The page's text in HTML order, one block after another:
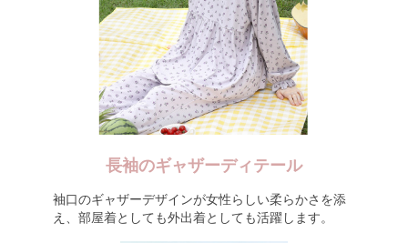
長袖のギャザーディテール
袖口のギャザーデザインが女性らしい柔らかさを添
え、部屋着としても外出着としても活躍します。